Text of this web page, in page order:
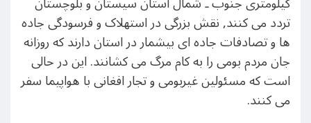
تردد می کنند, نقش بزرگی در استهلاک و فرسودگی جاده
ها و تصادفات جاده ای بیشمار در استان دارند که روزانه
جان مردم بومی را به کام مرگ می کشانند. این در حالی
است که مسئولین غیربومی و تجار افغانی با هواپیما سفر
می کنند.